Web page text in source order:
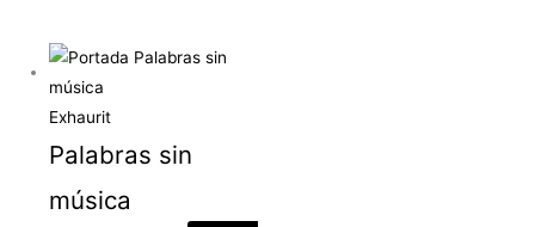
Exhaurit
Palabras sin
música